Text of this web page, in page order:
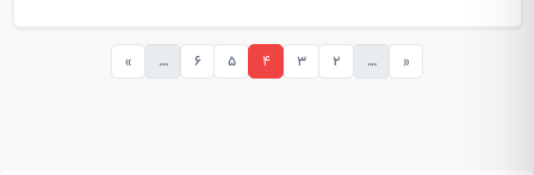
«
…
2
3
4
5
6
…
»